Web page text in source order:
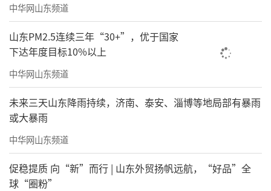
中华网山东频道
山东PM2.5连续三年“30+”，优于国家
下达年度目标10%以上
中华网山东频道
未来三天山东降雨持续，济南、泰安、淄博等地局部有暴雨
或大暴雨
中华网山东频道
促稳提质 向“新”而行 | 山东外贸扬帆远航，“好品”全
球“圈粉”